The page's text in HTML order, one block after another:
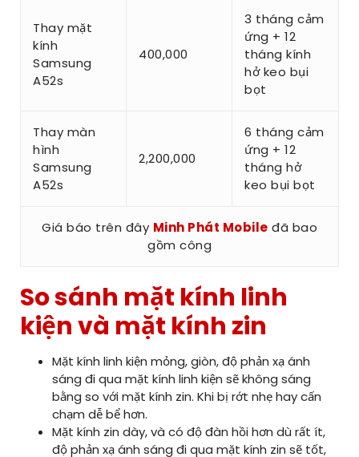
Thay mặt
kính
Samsung
A52s
400,000
3 tháng cảm
ứng + 12
tháng kính
hở keo bụi
bọt
Thay màn
hình
Samsung
A52s
2,200,000
6 tháng cảm
ứng + 12
tháng hở
keo bụi bọt
Giá báo trên đây Minh Phát Mobile đã bao
gồm công
So sánh mặt kính linh
kiện và mặt kính zin
Mặt kính linh kiện mỏng, giòn, độ phản xạ ánh
sáng đi qua mặt kính linh kiện sẽ không sáng
bằng so với mặt kính zin. Khi bị rớt nhẹ hay cấn
chạm dễ bể hơn.
Mặt kính zin dày, và có độ đàn hồi hơn dù rất ít,
độ phản xạ ánh sáng đi qua mặt kính zin sẽ tốt,